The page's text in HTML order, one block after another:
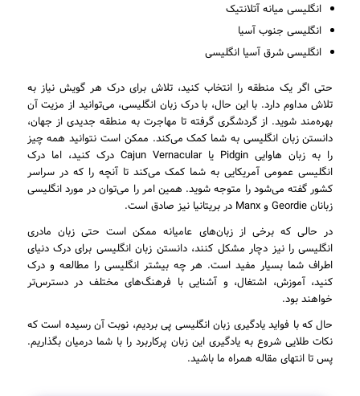
انگلیسی میانه آتلانتیک
انگلیسی جنوب آسیا
انگلیسی شرق آسیا انگلیسی
حتی اگر یک منطقه را انتخاب کنید، تلاش برای درک هر گویش نیاز به
تلاش مداوم دارد. با این حال، با درک زبان انگلیسی، می‌توانید از مزیت آن
بهره‌مند شوید. از گردشگری گرفته تا مهاجرت به منطقه جدیدی از جهان،
دانستن زبان انگلیسی به شما کمک می‌کند. ممکن است نتوانید همه چیز
را به زبان هاوایی Pidgin یا Cajun Vernacular درک کنید، اما درک
انگلیسی عمومی آمریکایی به شما کمک می‌کند تا آنچه را که در سراسر
کشور گفته می‌شود را متوجه شوید. همین امر را می‌توان در مورد انگلیسی
زبانان Geordie و Manx در بریتانیا نیز صادق است.
در حالی که برخی از زبان‌های عامیانه ممکن است حتی زبان مادری
انگلیسی را نیز دچار مشکل کنند، دانستن زبان انگلیسی برای درک دنیای
اطراف شما بسیار مفید است. هر چه بیشتر انگلیسی را مطالعه و درک
کنید، آموزش، اشتغال، و آشنایی با فرهنگ‌های مختلف در دسترس‌تر
خواهند بود.
حال که با فواید یادگیری زبان انگلیسی پی بردیم، نوبت آن رسیده است که
نکات طلایی شروع به یادگیری این زبان پرکاربرد را با شما درمیان بگذاریم.
پس تا انتهای مقاله همراه ما باشید.